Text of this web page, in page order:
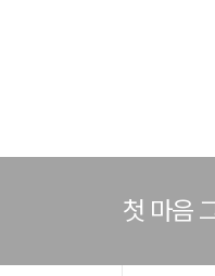
첫 마음